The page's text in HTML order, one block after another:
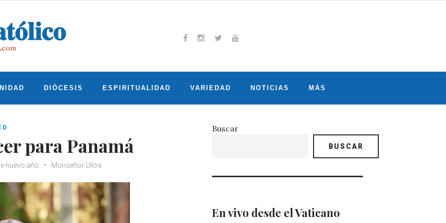
DIÓCESIS ESPIRITUALIDAD VARIEDAD NOTICIAS MÁS
para Panamá
nuevo año Monseñor Ulloa
Buscar
BUSCAR
En vivo desde el Vaticano